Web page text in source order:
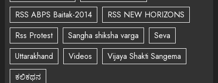
RSS ABPS Baitak-2014
RSS NEW HORIZONS
Rss Protest
Sangha shiksha varga
Seva
Uttarakhand
Videos
Vijaya Shakti Sangema
ಕಲಿಕಥನ